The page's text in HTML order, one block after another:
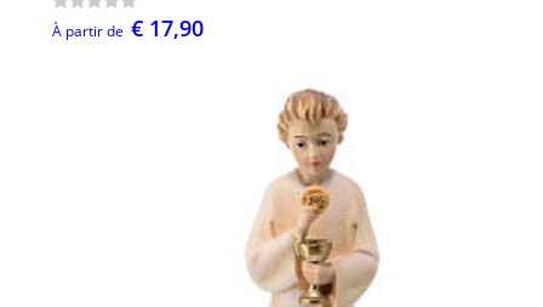
À partir de € 17,90